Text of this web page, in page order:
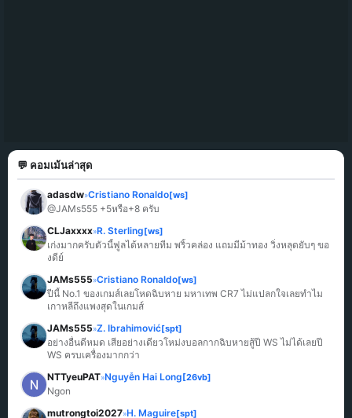
💬 คอมเม้นล่าสุด
adasdw»Cristiano Ronaldo[ws]
@JAMs555 +5หรือ+8 ครับ
CLJaxxxx»R. Sterling[ws]
เก่งมากครับตัวนี้ฟูลได้หลายทีม พริ้วคล่อง แถมมีม้าทอง วิ่งหลุดยับๆ ขอ
งดีย์
JAMs555»Cristiano Ronaldo[ws]
ปีนี้ No.1 ของเกมส์เลยโหดฉิบหาย มหาเทพ CR7 ไม่แปลกใจเลยทำไม
เกาหลีถึงแพงสุดในเกมส์
JAMs555»Z. Ibrahimović[spt]
อย่างอื่นดีหมด เสียอย่างเดียวโหม่งบอลกากฉิบหายสู้ปี WS ไม่ได้เลยปี
WS ครบเครื่องมากกว่า
NTTyeuPAT»Nguyễn Hai Long[26vb]
Ngon
mutrongtoi2027»H. Maguire[spt]